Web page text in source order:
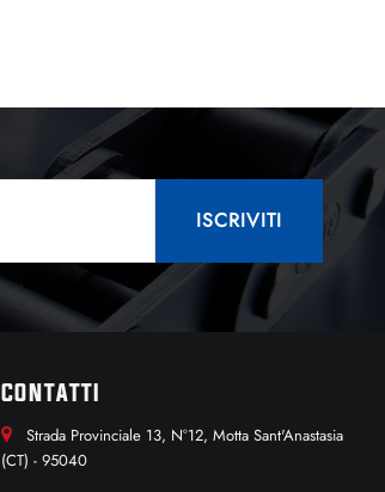
CONTATTI
Strada Provinciale 13, N°12, Motta Sant'Anastasia
(CT) - 95040